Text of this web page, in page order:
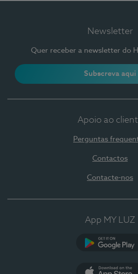
Newsletter
Quer receber a newsletter do
Subscreva aqui
Apoio ao
Perguntas
Contactos
Contacte-nos
App MY LUZ